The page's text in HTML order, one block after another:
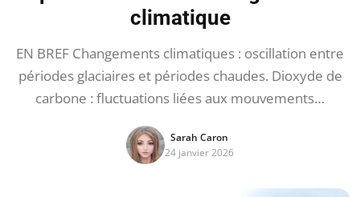
climatique
EN BREF Changements climatiques : oscillation entre
périodes glaciaires et périodes chaudes. Dioxyde de
carbone : fluctuations liées aux mouvements…
Sarah Caron
24 janvier 2026